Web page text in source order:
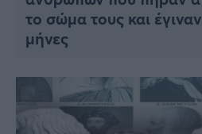
το σώμα τους και
μήνες